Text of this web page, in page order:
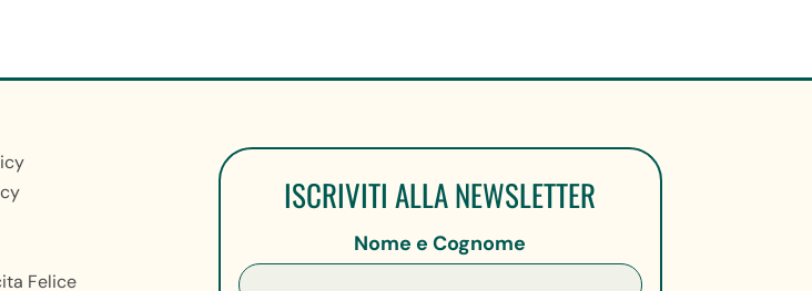
Felice
ISCRIVITI ALLA NEWSLETTER
Nome e Cognome